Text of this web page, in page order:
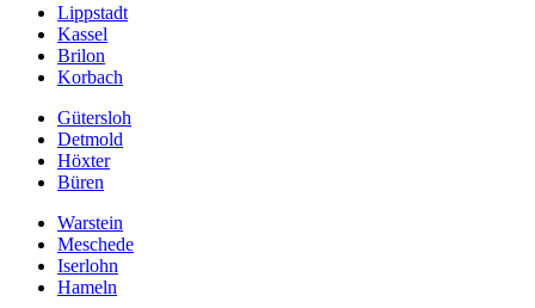
Lippstadt
Kassel
Brilon
Korbach
Gütersloh
Detmold
Höxter
Büren
Warstein
Meschede
Iserlohn
Hameln